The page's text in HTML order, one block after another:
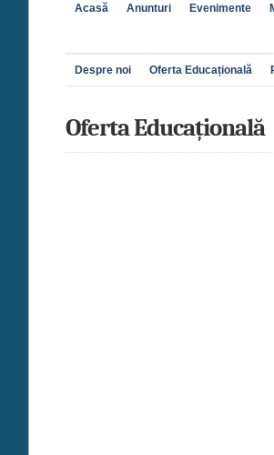
Acasă Anunturi Evenimente
Despre noi Oferta Educațională
Oferta Educațională